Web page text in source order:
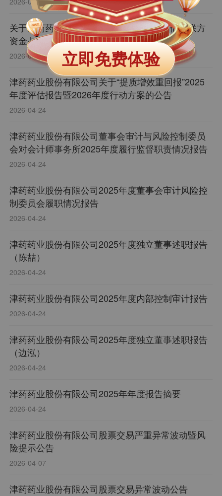
关于津药药业股份有限公司控股股东及其他关联方
资金占用情况的专项说明
2026-04-24
津药药业股份有限公司关于“提质增效重回报”2025
年度评估报告暨2026年度行动方案的公告
2026-04-24
津药药业股份有限公司董事会审计与风险控制委员
会对会计师事务所2025年度履行监督职责情况报告
2026-04-24
津药药业股份有限公司2025年度董事会审计风险控
制委员会履职情况报告
2026-04-24
津药药业股份有限公司2025年度独立董事述职报告
（陈喆）
2026-04-24
津药药业股份有限公司2025年度内部控制审计报告
2026-04-24
津药药业股份有限公司2025年度独立董事述职报告
（边泓）
2026-04-24
津药药业股份有限公司2025年年度报告摘要
2026-04-24
津药药业股份有限公司股票交易严重异常波动暨风
险提示公告
2026-04-07
津药药业股份有限公司股票交易异常波动公告
立即免费体验